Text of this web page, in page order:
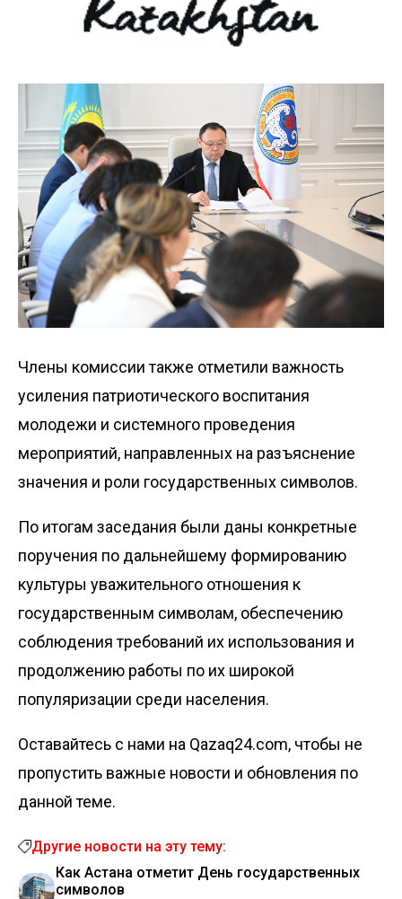
Члены комиссии также отметили важность
усиления патриотического воспитания
молодежи и системного проведения
мероприятий, направленных на разъяснение
значения и роли государственных символов.
По итогам заседания были даны конкретные
поручения по дальнейшему формированию
культуры уважительного отношения к
государственным символам, обеспечению
соблюдения требований их использования и
продолжению работы по их широкой
популяризации среди населения.
Оставайтесь с нами на Qazaq24.com, чтобы не
пропустить важные новости и обновления по
данной теме.
Другие новости на эту тему:
Как Астана отметит День государственных
символов